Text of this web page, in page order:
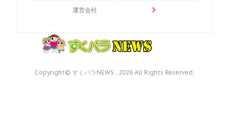
運営会社
Copyright© すくパラNEWS , 2026 All Rights Reserved.